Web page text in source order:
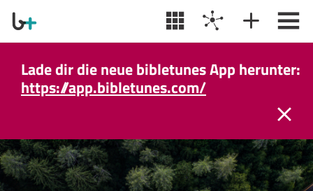
Lade dir die neue bibletunes App herunter:
https://app.bibletunes.com/